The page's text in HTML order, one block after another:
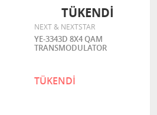
NEXT & NEXTSTAR
YE-3343D 8X4 QAM
TRANSMODULATOR
TÜKENDİ
TÜKENDİ